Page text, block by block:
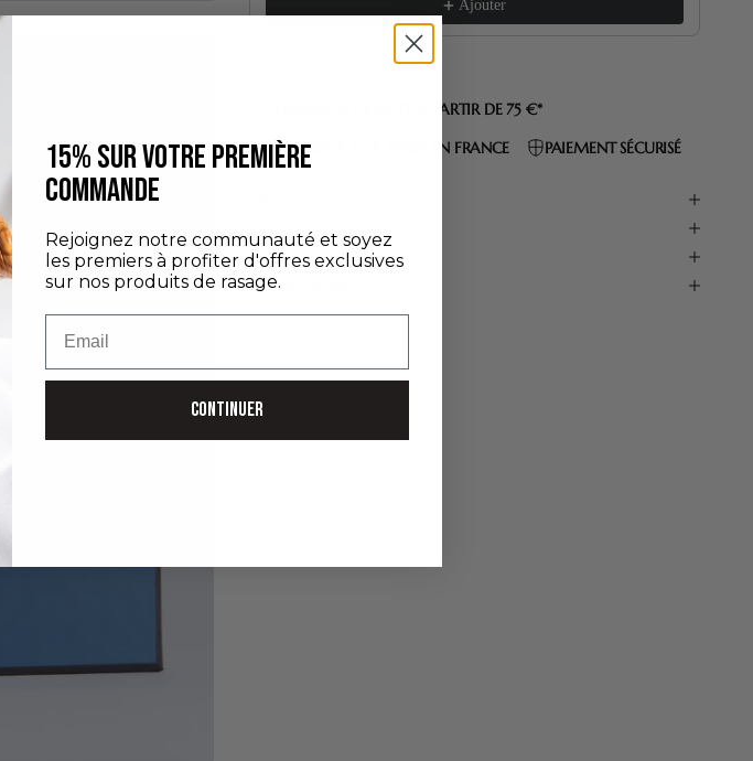
Ajouter
LIVRAISON OFFERTE À PARTIR DE 75 €*
FABRIQUÉ À LA MAIN EN FRANCE
PAIEMENT SÉCURISÉ
Conseils d'utilisation
Entretien
Détails produit
15% SUR VOTRE PREMIÈRE
COMMANDE
Rejoignez notre communauté et soyez
les premiers à profiter d'offres exclusives
sur nos produits de rasage.
CONTINUER